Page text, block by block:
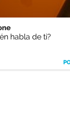
habla de ti?